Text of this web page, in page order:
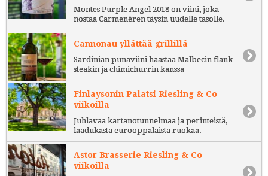
Montes Purple Angel 2018 on viini, joka
nostaa Carmenèren täysin uudelle tasolle.
Cannonau yllättää grillillä
Sardinian punaviini haastaa Malbecin flank
steakin ja chimichurrin kanssa
Finlaysonin Palatsi Riesling & Co -
viikoilla
Juhlavaa kartanotunnelmaa ja perinteistä,
laadukasta eurooppalaista ruokaa.
Astor Brasserie Riesling & Co -
viikoilla